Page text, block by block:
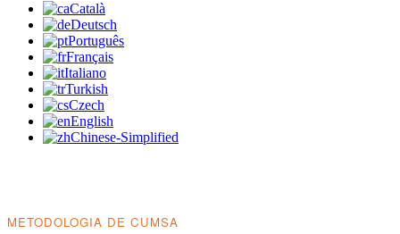
Català
Deutsch
Português
Français
Italiano
Turkish
Czech
English
Chinese-Simplified
METODOLOGIA DE CUMSA